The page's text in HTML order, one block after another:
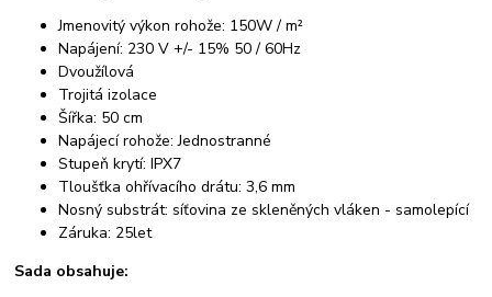
Jmenovitý výkon rohože: 150W / m²
Napájení: 230 V +/- 15% 50 / 60Hz
Dvoužílová
Trojitá izolace
Šířka: 50 cm
Napájecí rohože: Jednostranné
Stupeň krytí: IPX7
Tloušťka ohřívacího drátu: 3,6 mm
Nosný substrát: síťovina ze skleněných vláken - samolepící
Záruka: 25let
Sada obsahuje: